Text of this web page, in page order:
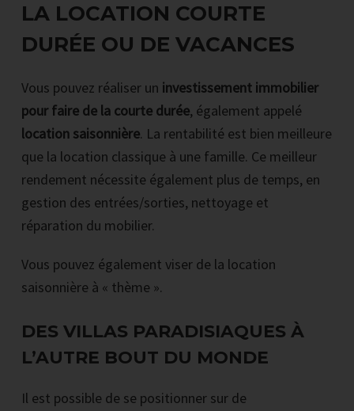
LA LOCATION COURTE
DURÉE OU DE VACANCES
Vous pouvez réaliser un investissement immobilier
pour faire de la courte durée, également appelé
location saisonnière. La rentabilité est bien meilleure
que la location classique à une famille. Ce meilleur
rendement nécessite également plus de temps, en
gestion des entrées/sorties, nettoyage et
réparation du mobilier.
Vous pouvez également viser de la location
saisonnière à « thème ».
DES VILLAS PARADISIAQUES À
L’AUTRE BOUT DU MONDE
Il est possible de se positionner sur de